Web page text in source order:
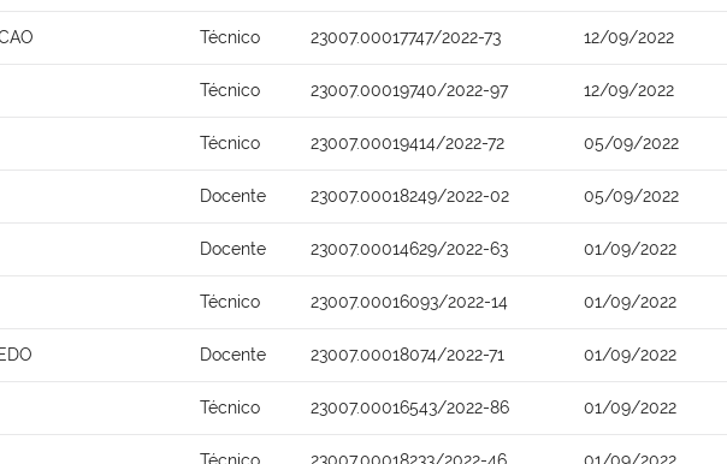
Técnico 23007.00017747/2022-73 12/09/2022
Técnico 23007.00019740/2022-97 12/09/2022
Técnico 23007.00019414/2022-72 05/09/2022
Docente 23007.00018249/2022-02 05/09/2022
Docente 23007.00014629/2022-63 01/09/2022
Técnico 23007.00016093/2022-14 01/09/2022
Docente 23007.00018074/2022-71 01/09/2022
Técnico 23007.00016543/2022-86 01/09/2022
Técnico 23007.00018233/2022-46 01/09/2022